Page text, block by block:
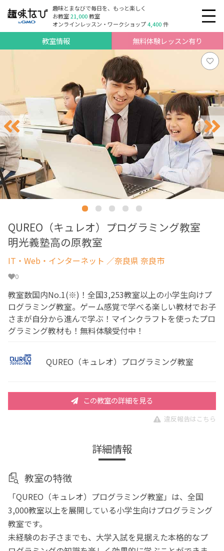
趣味とまなびで毎日を、もっと楽しく
お教室21,000教室
オンラインレッスン・ワークショップ4,400件
教室情報 無料体験レッスン有り
QUREO（キュレオ）プログラミング教室
明光義塾高の原教室
IT・Web・インターネット ／奈良県 奈良市
0
教室数国内No.1(※)！全国3,253教室以上の小学生向けプ
ログラミング教室。ゲーム感覚で学べる楽しい教材でお子
さまが自分から進んで学ぶ！マインクラフトを使ったプロ
グラミング教材も！無料体験受付中！
QUREO（キュレオ）プログラミング教室
この教室の詳細を見る
違反報告はこちら
詳細情報
教室の特徴
「QUREO（キュレオ）プログラミング教室」は、全国
3,000教室以上を展開している小学生向けプログラミング
教室です。
未経験のお子さまでも、大学入試を見据えた本格的なプ